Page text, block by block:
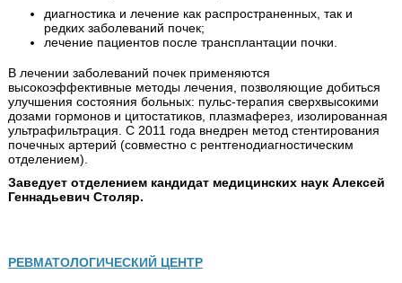
диагностика и лечение как распространенных, так и
редких заболеваний почек;
лечение пациентов после трансплантации почки.
В лечении заболеваний почек применяются
высокоэффективные методы лечения, позволяющие добиться
улучшения состояния больных: пульс-терапия сверхвысокими
дозами гормонов и цитостатиков, плазмаферез, изолированная
ультрафильтрация. С 2011 года внедрен метод стентирования
почечных артерий (совместно с рентгенодиагностическим
отделением).
Заведует отделением кандидат медицинских наук Алексей
Геннадьевич Столяр.
РЕВМАТОЛОГИЧЕСКИЙ ЦЕНТР